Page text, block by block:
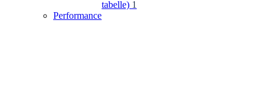
tabelle) 1
Performance